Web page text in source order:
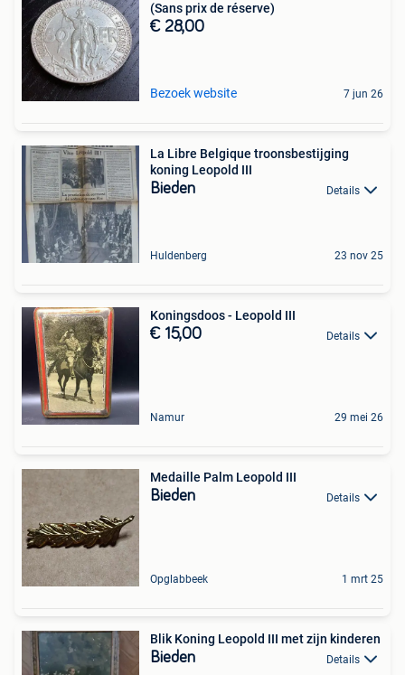
(Sans prix de réserve)
€ 28,00
Bezoek website 7 jun 26
La Libre Belgique troonsbestijging
koning Leopold III
Bieden Details
Huldenberg 23 nov 25
Koningsdoos - Leopold III
€ 15,00 Details
Namur 29 mei 26
Medaille Palm Leopold III
Bieden Details
Opglabbeek 1 mrt 25
Blik Koning Leopold III met zijn kinderen
Bieden Details